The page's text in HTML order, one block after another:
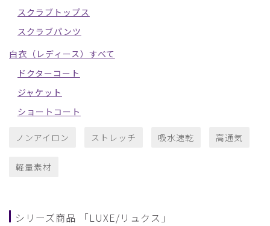
スクラブトップス
スクラブパンツ
白衣（レディース）すべて
ドクターコート
ジャケット
ショートコート
ノンアイロン ストレッチ 吸水速乾 高通気
軽量素材
シリーズ商品 「LUXE/リュクス」